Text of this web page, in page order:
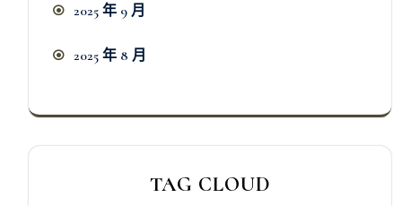
2025 年 9 月
2025 年 8 月
TAG CLOUD